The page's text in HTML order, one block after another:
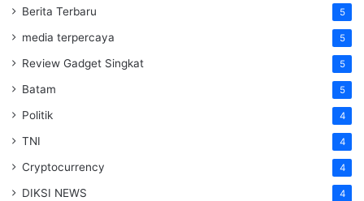
Berita Terbaru 5
media terpercaya 5
Review Gadget Singkat 5
Batam 5
Politik 4
TNI 4
Cryptocurrency 4
DIKSI NEWS 4